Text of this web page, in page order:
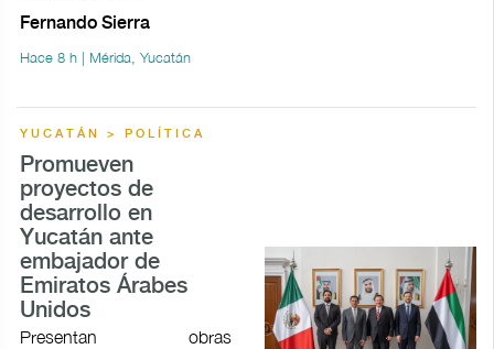
Fernando Sierra
Hace 8 h | Mérida, Yucatán
YUCATÁN > POLÍTICA
Promueven
proyectos de
desarrollo en
Yucatán ante
embajador de
Emiratos Árabes
Unidos
Presentan obras